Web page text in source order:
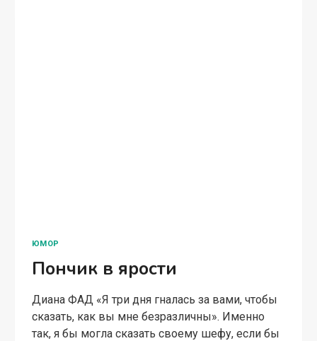
ЮМОР
Пончик в ярости
Диана ФАД «Я три дня гналась за вами, чтобы
сказать, как вы мне безразличны». Именно
так, я бы могла сказать своему шефу, если бы